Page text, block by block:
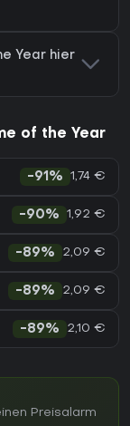
Year hier
of the Year
-91% 1,74 €
-90% 1,92 €
-89% 2,09 €
-89% 2,09 €
-89% 2,10 €
Preisalarm